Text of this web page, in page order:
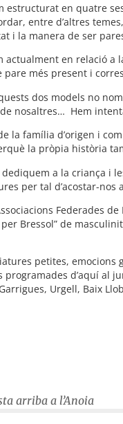
estructurat en quatre
entre d’altres
i la manera de ser
en relació a
més present i
dos models no
nosaltres… Hem
la família d’origen i
la pròpia història
a la criança i
per tal d’acostar-
Federades
Bressol” de
petites,
d’aquí al
Urgell, Baix
arriba a l’Anoia